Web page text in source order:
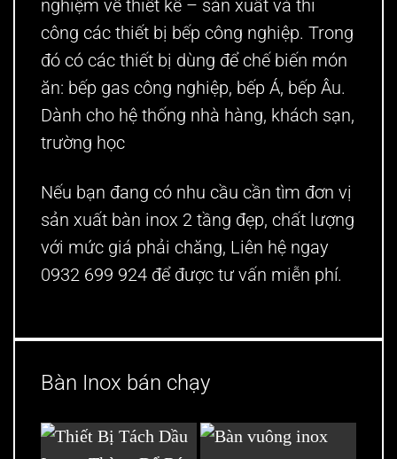
nghiệm về thiết kế – sản xuất và thi
công các thiết bị bếp công nghiệp. Trong
đó có các thiết bị dùng để chế biến món
ăn: bếp gas công nghiệp, bếp Á, bếp Âu.
Dành cho hệ thống nhà hàng, khách sạn,
trường học
Nếu bạn đang có nhu cầu cần tìm đơn vị
sản xuất bàn inox 2 tầng đẹp, chất lượng
với mức giá phải chăng, Liên hệ ngay
0932 699 924 để được tư vấn miễn phí.
Bàn Inox bán chạy